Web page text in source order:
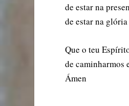
de estar na
de estar na
Que o teu
de caminharmos
Ámen